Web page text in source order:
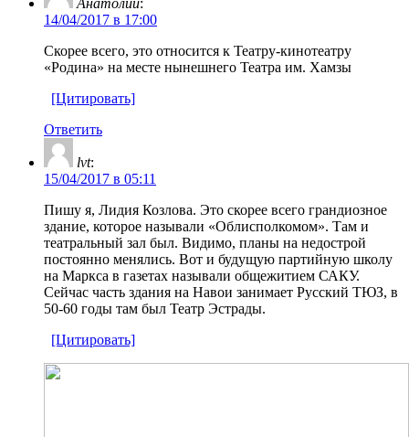
14/04/2017 в 17:00
Скорее всего, это относится к Театру-кинотеатру
«Родина» на месте нынешнего Театра им. Хамзы
[Цитировать]
Ответить
lvt:
15/04/2017 в 05:11
Пишу я, Лидия Козлова. Это скорее всего грандиозное
здание, которое называли «Облисполкомом». Там и
театральный зал был. Видимо, планы на недострой
постоянно менялись. Вот и будущую партийную школу
на Маркса в газетах называли общежитием САКУ.
Сейчас часть здания на Навои занимает Русский ТЮЗ, в
50-60 годы там был Театр Эстрады.
[Цитировать]